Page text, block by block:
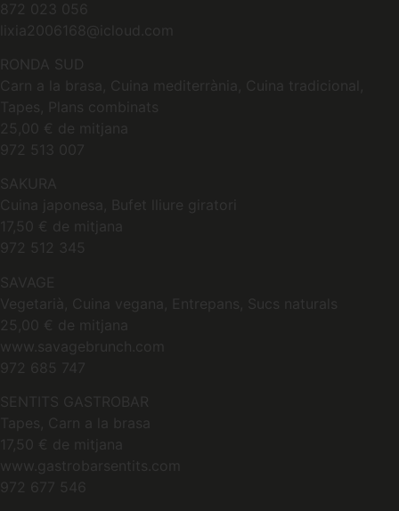
872 023 056
lixia2006168@icloud.com
RONDA SUD
Carn a la brasa, Cuina mediterrània, Cuina tradicional,
Tapes, Plans combinats
25,00 € de mitjana
972 513 007
SAKURA
Cuina japonesa, Bufet lliure giratori
17,50 € de mitjana
972 512 345
SAVAGE
Vegetarià, Cuina vegana, Entrepans, Sucs naturals
25,00 € de mitjana
www.savagebrunch.com
972 685 747
SENTITS GASTROBAR
Tapes, Carn a la brasa
17,50 € de mitjana
www.gastrobarsentits.com
972 677 546